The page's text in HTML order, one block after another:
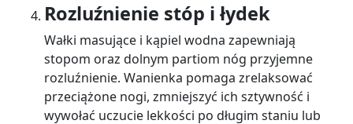
Rozluźnienie stóp i łydek
Wałki masujące i kąpiel wodna zapewniają
stopom oraz dolnym partiom nóg przyjemne
rozluźnienie. Wanienka pomaga zrelaksować
przeciążone nogi, zmniejszyć ich sztywność i
wywołać uczucie lekkości po długim staniu lub